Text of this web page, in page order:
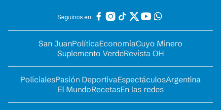
Seguinos en:
San JuanPolíticaEconomíaCuyo Minero
Suplemento VerdeRevista OH
PolicialesPasión DeportivaEspectáculosArgentina
El MundoRecetasEn las redes